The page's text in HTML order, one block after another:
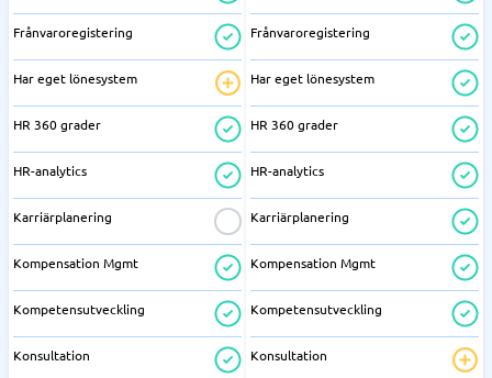
Frånvaroregistering
Har eget lönesystem
HR 360 grader
HR-analytics
Karriärplanering
Kompensation Mgmt
Kompetensutveckling
Konsultation
Frånvaroregistering
Har eget lönesystem
HR 360 grader
HR-analytics
Karriärplanering
Kompensation Mgmt
Kompetensutveckling
Konsultation